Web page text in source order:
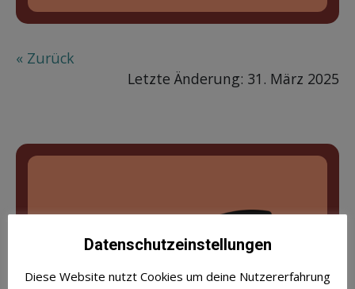
« Zurück
Letzte Änderung: 31. März 2025
Datenschutzeinstellungen
Diese Website nutzt Cookies um deine Nutzererfahrung